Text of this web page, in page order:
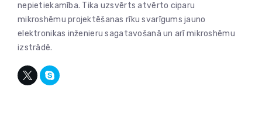
nepietiekamība. Tika uzsvērts atvērto ciparu
mikroshēmu projektēšanas rīku svarīgums jauno
elektronikas inženieru sagatavošanā un arī mikroshēmu
izstrādē.